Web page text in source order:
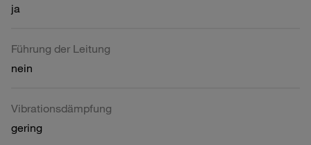
ja
Führung der Leitung
nein
Vibrationsdämpfung
gering